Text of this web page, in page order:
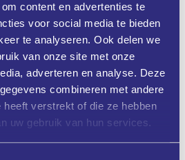
content en advertenties te
voor social media te bieden
te analyseren. Ook delen we
van onze site met onze
adverteren en analyse. Deze
combineren met andere
heeft verstrekt of die ze hebben
uw gebruik van hun services.